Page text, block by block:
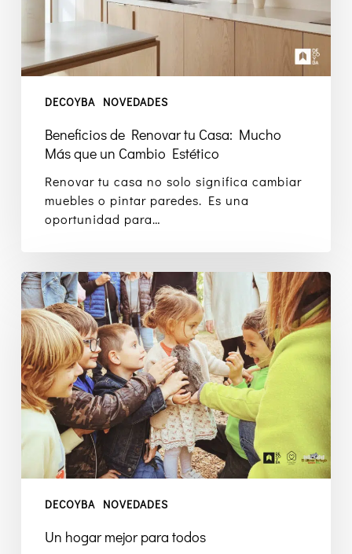
Cambio
Estético
DECOYBA NOVEDADES
Beneficios de Renovar tu Casa: Mucho
Más que un Cambio Estético
Renovar tu casa no solo significa cambiar
muebles o pintar paredes. Es una
oportunidad para…
Un
hogar
mejor
para
todos
DECOYBA NOVEDADES
Un hogar mejor para todos